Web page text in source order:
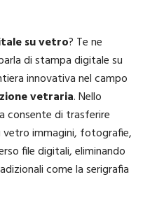
su vetro? Te ne
di stampa digitale su
innovativa nel campo
vetraria. Nello
consente di trasferire
immagini, fotografie,
file digitali, eliminando
come la serigrafia